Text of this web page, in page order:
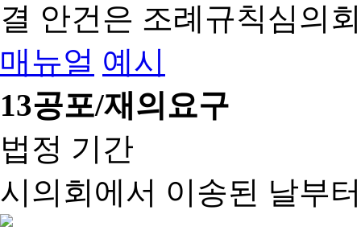
결 안건은 조례규칙심의
매뉴얼 예시
13공포/재의요구
법정 기간
시의회에서 이송된 날부